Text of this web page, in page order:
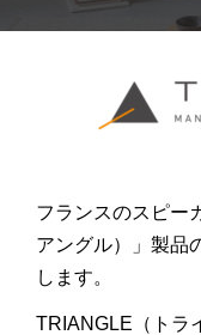
フランスのスピー
アングル）」製品
します。
TRIANGLE （ト